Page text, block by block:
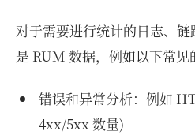
对于需要进行统计的日志、
是 RUM 数据，例如以下常见
错误和异常分析：例如
4xx/5xx 数量)